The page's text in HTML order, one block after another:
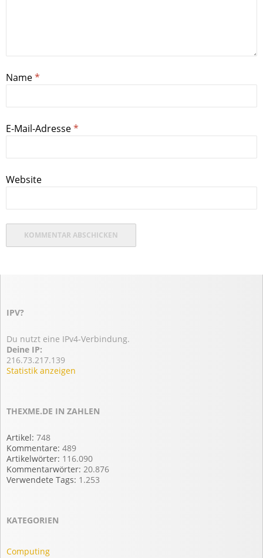
Name*
E-Mail-Adresse*
Website
IPV?
Du nutzt eine IPv4-Verbindung.
Deine IP:
216.73.217.139
Statistik anzeigen
THEXME.DE IN ZAHLEN
Artikel: 748
Kommentare: 489
Artikelwörter: 116.090
Kommentarwörter: 20.876
Verwendete Tags: 1.253
KATEGORIEN
Computing